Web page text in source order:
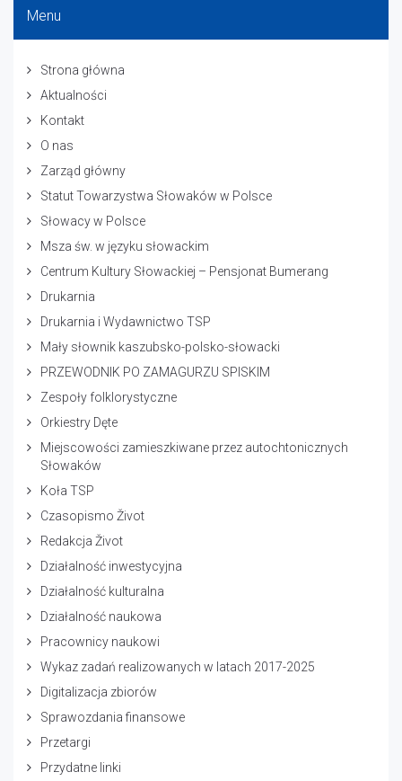
Menu
Strona główna
Aktualności
Kontakt
O nas
Zarząd główny
Statut Towarzystwa Słowaków w Polsce
Słowacy w Polsce
Msza św. w języku słowackim
Centrum Kultury Słowackiej – Pensjonat Bumerang
Drukarnia
Drukarnia i Wydawnictwo TSP
Mały słownik kaszubsko-polsko-słowacki
PRZEWODNIK PO ZAMAGURZU SPISKIM
Zespoły folklorystyczne
Orkiestry Dęte
Miejscowości zamieszkiwane przez autochtonicznych
Słowaków
Koła TSP
Czasopismo Život
Redakcja Život
Działalność inwestycyjna
Działalność kulturalna
Działalność naukowa
Pracownicy naukowi
Wykaz zadań realizowanych w latach 2017-2025
Digitalizacja zbiorów
Sprawozdania finansowe
Przetargi
Przydatne linki